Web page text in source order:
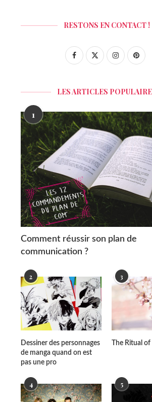
RESTONS EN CONTACT !
LES ARTICLES
1
Comment réussir son plan de
communication ?
2
Dessiner des personnages
de manga quand on est
pas une pro
3
The Ritual
4 5